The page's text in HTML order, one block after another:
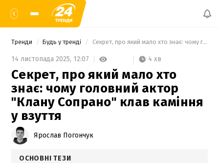
Тренди Будь у тренді Секрет, про який мало хто знає: чому головний актор "Клану Сопрано" клав каміння у взуття
14 листопада 2025, 12:07 4 хв
Секрет, про який мало хто
знає: чому головний актор
"Клану Сопрано" клав каміння
у взуття
Ярослав Погончук
ОСНОВНІ ТЕЗИ